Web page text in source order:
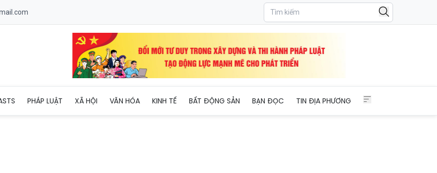
PHÁP LUẬT XÃ HỘI VĂN HÓA KINH TẾ BẤT ĐỘNG SẢN BẠN ĐỌC TIN ĐỊA PHƯƠNG